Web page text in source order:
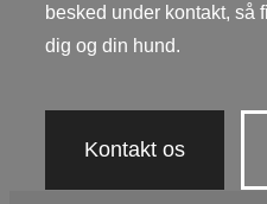
besked under kontakt, så
dig og din hund.
Kontakt os